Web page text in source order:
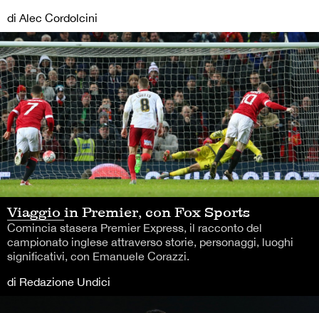
di Alec Cordolcini
Viaggio in Premier, con Fox Sports
Comincia stasera Premier Express, il racconto del
campionato inglese attraverso storie, personaggi, luoghi
significativi, con Emanuele Corazzi.
di Redazione Undici